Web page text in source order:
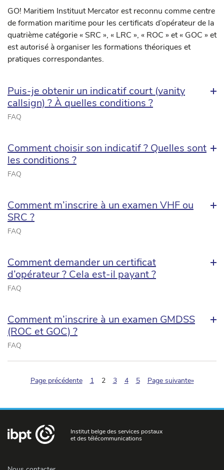
GO! Maritiem Instituut Mercator est reconnu comme centre
de formation maritime pour les certificats d’opérateur de la
quatrième catégorie « SRC », « LRC », « ROC » et « GOC » et
est autorisé à organiser les formations théoriques et
pratiques correspondantes.
Puis-je obtenir un indicatif court (vanity
callsign) ? À quelles conditions ?
FAQ
Comment choisir son indicatif ? Quelles sont
les conditions ?
FAQ
Comment m’inscrire à un examen VHF ou
SRC ?
FAQ
Comment demander un certificat
d’opérateur ? Cela est-il payant ?
FAQ
Comment m’inscrire à un examen GMDSS
(ROC et GOC) ?
FAQ
Page précédente 1 2(pagination.current)
3 4 5 Page suivante»
Institut belge des services postaux
et des télécommunications